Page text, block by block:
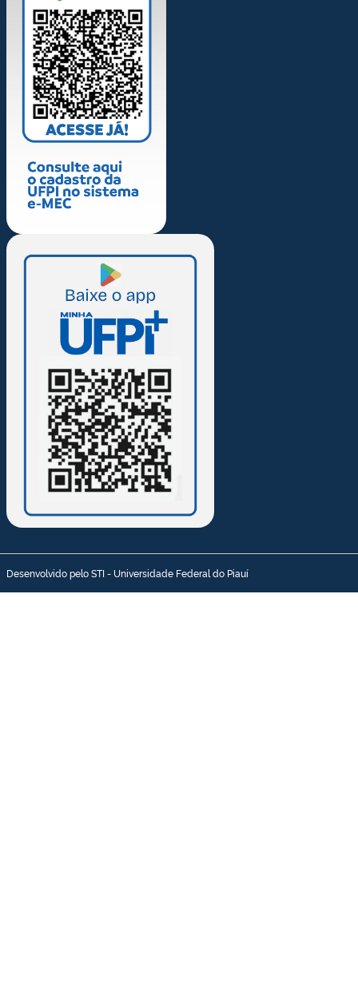
Desenvolvido pelo STI - Universidade Federal do Piauí